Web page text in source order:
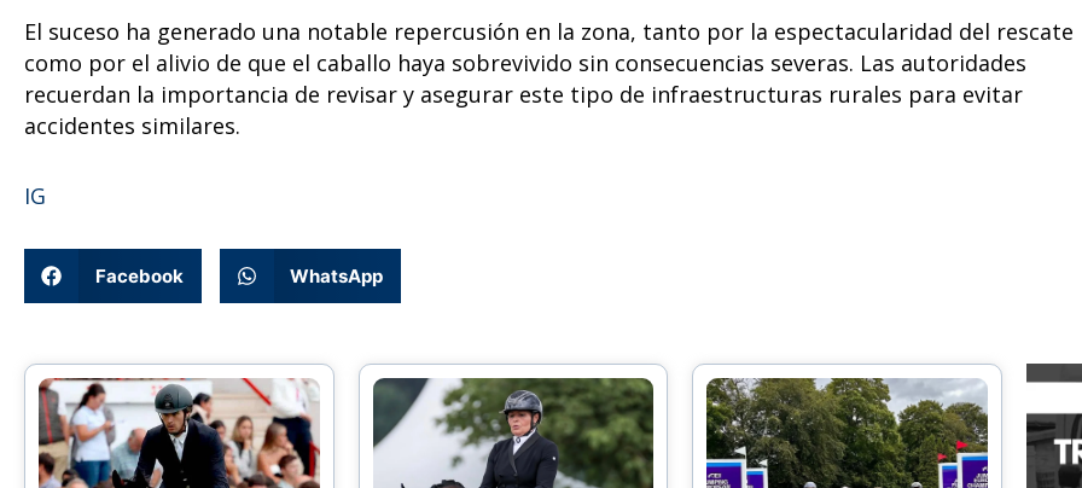
El suceso ha generado una notable repercusión en la zona, tanto por la espectacularidad del rescate
como por el alivio de que el caballo haya sobrevivido sin consecuencias severas. Las autoridades
recuerdan la importancia de revisar y asegurar este tipo de infraestructuras rurales para evitar
accidentes similares.
IG
Facebook WhatsApp